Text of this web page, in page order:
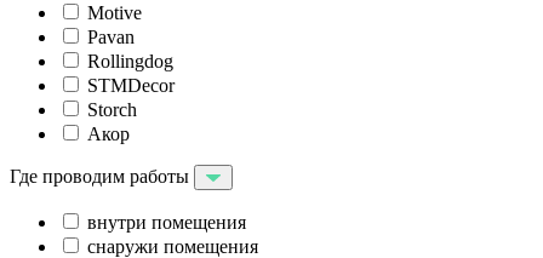
Motive
Pavan
Rollingdog
STMDecor
Storch
Акор
Где проводим работы
внутри помещения
снаружи помещения